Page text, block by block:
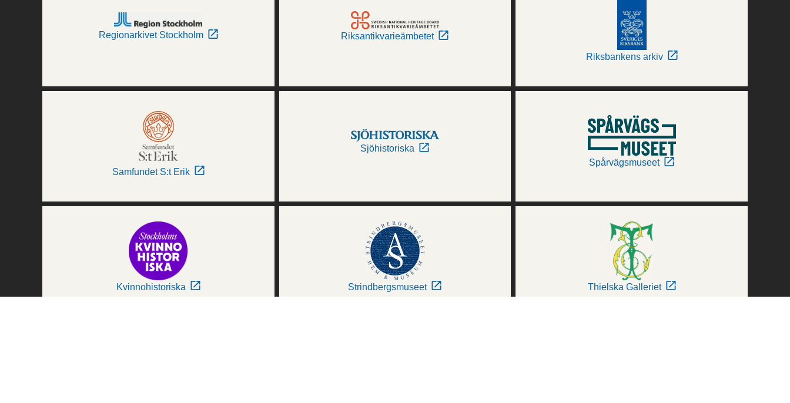
Regionarkivet Stockholm Riksantikvarieämbetet
Riksbankens arkiv
Samfundet S:t Erik
Sjöhistoriska
Spårvägsmuseet
Kvinnohistoriska Strindbergsmuseet Thielska Galleriet